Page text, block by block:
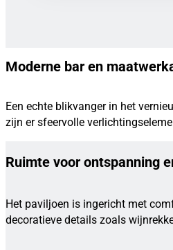
Moderne bar en
Een echte blikvanger in het
zijn er sfeervolle
Ruimte voor ontspanning
Het paviljoen is ingericht met
decoratieve details zoals